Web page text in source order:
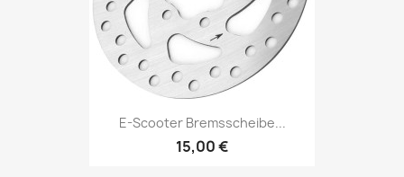
E-Scooter Bremsscheibe...
15,00 €